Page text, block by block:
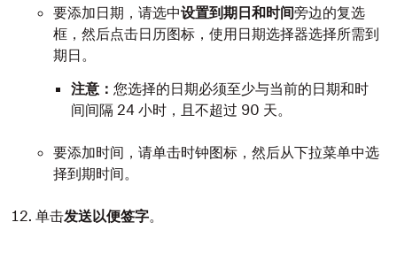
要添加日期，请选中设置到期日和时间旁边的复选
框，然后点击日历图标，使用日期选择器选择所需到
期日。
注意： 您选择的日期必须至少与当前的日期和时
间间隔 24 小时，且不超过 90 天。
要添加时间，请单击时钟图标，然后从下拉菜单中选
择到期时间。
单击发送以便签字。